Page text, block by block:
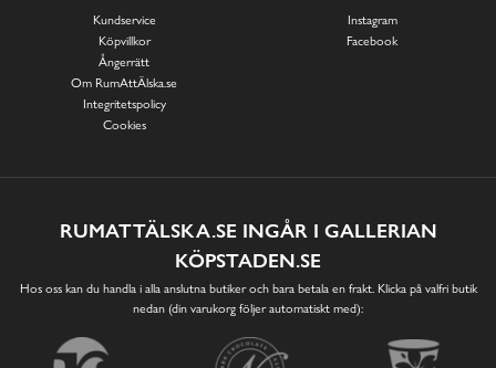
Kundservice
Köpvillkor
Ångerrätt
Om RumAttÄlska.se
Integritetspolicy
Cookies
Instagram
Facebook
RUMATTÄLSKA.SE INGÅR I GALLERIAN
KÖPSTADEN.SE
Hos oss kan du handla i alla anslutna butiker och bara betala en frakt. Klicka på valfri butik
nedan (din varukorg följer automatiskt med):